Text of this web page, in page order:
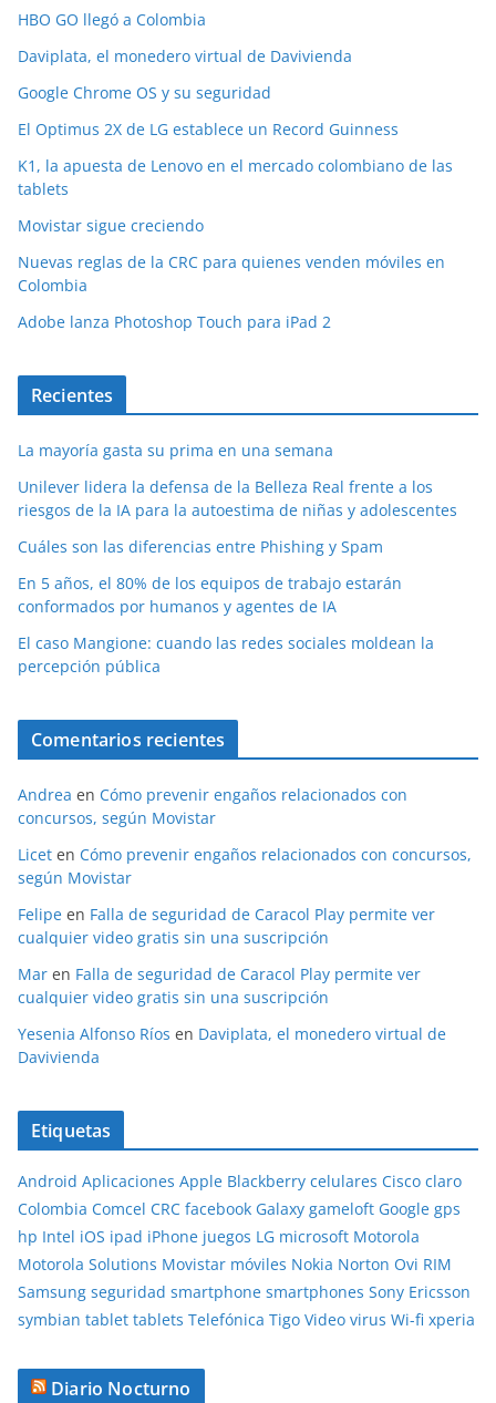
HBO GO llegó a Colombia
Daviplata, el monedero virtual de Davivienda
Google Chrome OS y su seguridad
El Optimus 2X de LG establece un Record Guinness
K1, la apuesta de Lenovo en el mercado colombiano de las
tablets
Movistar sigue creciendo
Nuevas reglas de la CRC para quienes venden móviles en
Colombia
Adobe lanza Photoshop Touch para iPad 2
Recientes
La mayoría gasta su prima en una semana
Unilever lidera la defensa de la Belleza Real frente a los
riesgos de la IA para la autoestima de niñas y adolescentes
Cuáles son las diferencias entre Phishing y Spam
En 5 años, el 80% de los equipos de trabajo estarán
conformados por humanos y agentes de IA
El caso Mangione: cuando las redes sociales moldean la
percepción pública
Comentarios recientes
Andrea en Cómo prevenir engaños relacionados con
concursos, según Movistar
Licet en Cómo prevenir engaños relacionados con concursos,
según Movistar
Felipe en Falla de seguridad de Caracol Play permite ver
cualquier video gratis sin una suscripción
Mar en Falla de seguridad de Caracol Play permite ver
cualquier video gratis sin una suscripción
Yesenia Alfonso Ríos en Daviplata, el monedero virtual de
Davivienda
Etiquetas
Android Aplicaciones Apple Blackberry celulares Cisco claro
Colombia Comcel CRC facebook Galaxy gameloft Google gps
hp Intel iOS ipad iPhone juegos LG microsoft Motorola
Motorola Solutions Movistar móviles Nokia Norton Ovi RIM
Samsung seguridad smartphone smartphones Sony Ericsson
symbian tablet tablets Telefónica Tigo Video virus Wi-fi xperia
Diario Nocturno